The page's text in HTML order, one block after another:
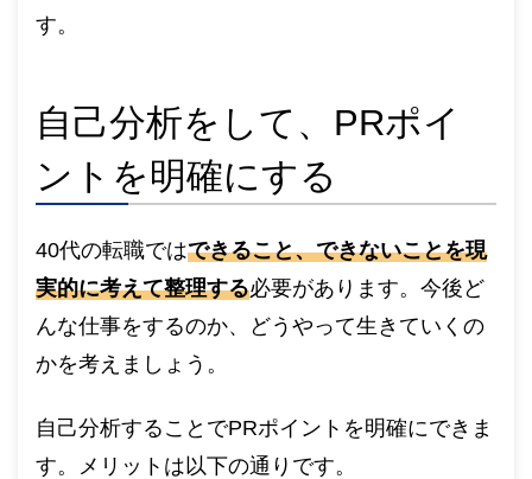
す。
自己分析をして、PRポイ
ントを明確にする
40代の転職ではできること、できないことを現
実的に考えて整理する必要があります。今後ど
んな仕事をするのか、どうやって生きていくの
かを考えましょう。
自己分析することでPRポイントを明確にできま
す。メリットは以下の通りです。